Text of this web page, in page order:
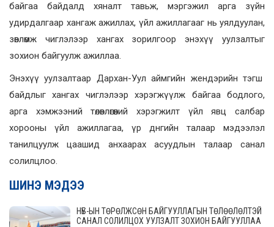
байгаа байдалд хяналт тавьж, мэргэжил арга зүйн
удирдалгаар хангаж ажиллах, үйл ажиллагааг нь уялдуулан,
зөвлөмж чиглэлээр хангах зорилгоор энэхүү уулзалтыг
зохион байгуулж ажиллаа.
Энэхүү уулзалтаар Дархан-Уул аймгийн жендэрийн тэгш
байдлыг хангах чиглэлээр хэрэгжүүлж байгаа бодлого,
арга хэмжээний төлөвлөгөөний хэрэгжилт үйл явц салбар
хорооны үйл ажиллагаа, үр днгийн талаар мэдээлэл
танилцуулж цаашид анхаарах асуудлын талаар санал
солилцлоо.
ШИНЭ МЭДЭЭ
НҮБ-ЫН ТӨРӨЛЖСӨН БАЙГУУЛЛАГЫН ТӨЛӨӨЛӨЛТЭЙ
САНАЛ СОЛИЛЦОХ УУЛЗАЛТ ЗОХИОН БАЙГУУЛЛАА